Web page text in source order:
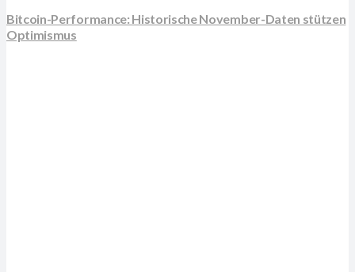
Bitcoin-Performance: Historische November-Daten stützen
Optimismus